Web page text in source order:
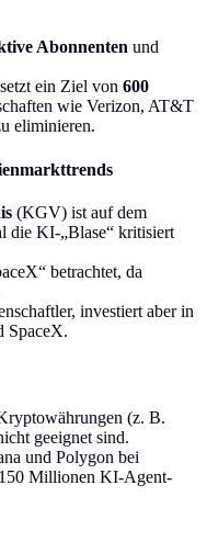
Abonnenten und
ein Ziel von 600
wie Verizon, AT&T
eliminieren.
(KGV) ist auf dem
die KI-„Blase“ kritisiert
betrachtet, da
investiert aber in
SpaceX.
(z. B.
geeignet sind.
und Polygon bei
Millionen KI-Agent-